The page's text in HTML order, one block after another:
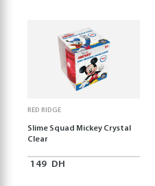
RED RIDGE
Slime Squad Mickey Crystal
Clear
149 DH